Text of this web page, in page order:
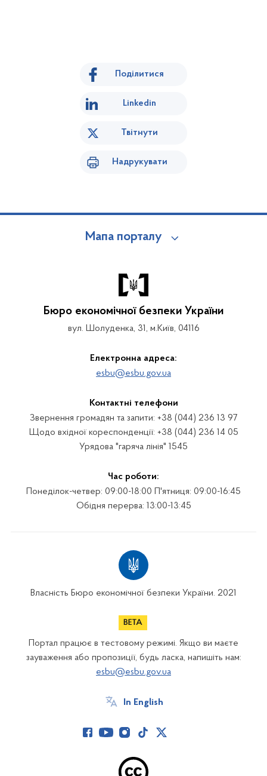
Поділитися
Linkedin
Твітнути
Надрукувати
Мапа порталу
Бюро економічної безпеки України
вул. Шолуденка, 31, м.Київ, 04116
Електронна адреса:
esbu@esbu.gov.ua
Контактні телефони
Звернення громадян та запити: +38 (044) 236 13 97
Щодо вхідної кореспонденції: +38 (044) 236 14 05
Урядова "гаряча лінія" 1545
Час роботи:
Понеділок-четвер: 09:00-18:00 П'ятниця: 09:00-16:45
Обідня перерва: 13:00-13:45
Власність Бюро економічної безпеки України. 2021
Портал працює в тестовому режимі. Якщо ви маєте
зауваження або пропозиції, будь ласка, напишіть нам:
esbu@esbu.gov.ua
In English